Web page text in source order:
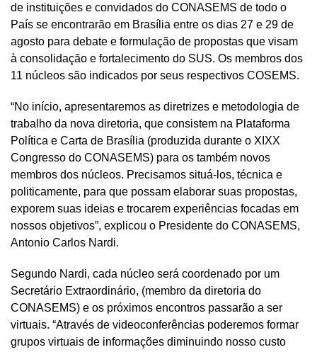
de instituições e convidados do CONASEMS de todo o
País se encontrarão em Brasília entre os dias 27 e 29 de
agosto para debate e formulação de propostas que visam
à consolidação e fortalecimento do SUS. Os membros dos
11 núcleos são indicados por seus respectivos COSEMS.
“No início, apresentaremos as diretrizes e metodologia de
trabalho da nova diretoria, que consistem na Plataforma
Política e Carta de Brasília (produzida durante o XIXX
Congresso do CONASEMS) para os também novos
membros dos núcleos. Precisamos situá-los, técnica e
politicamente, para que possam elaborar suas propostas,
exporem suas ideias e trocarem experiências focadas em
nossos objetivos”, explicou o Presidente do CONASEMS,
Antonio Carlos Nardi.
Segundo Nardi, cada núcleo será coordenado por um
Secretário Extraordinário, (membro da diretoria do
CONASEMS) e os próximos encontros passarão a ser
virtuais. “Através de videoconferências poderemos formar
grupos virtuais de informações diminuindo nosso custo